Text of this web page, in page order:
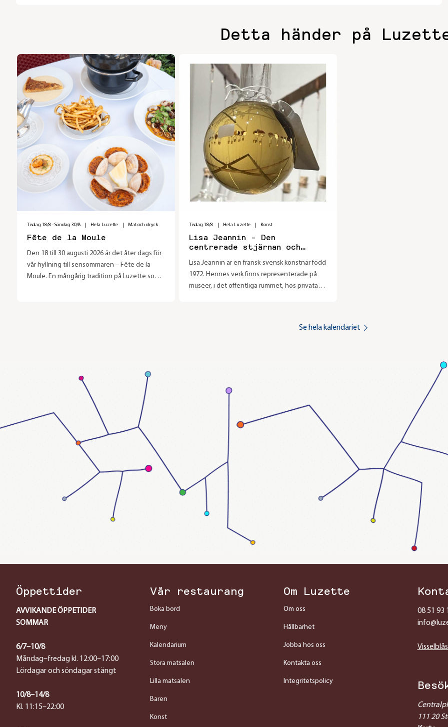
Detta händer på
Tisdag 18/8-Söndag 30/8 Hela Luzette Mat och dryck
Fête de la Moule
Den 18 till 30 augusti 2026 är det åter dags för
vår hyllning till sensommaren – Fête de la
Moule. En mångårig tradition på Luzette som
Tisdag 18/8 Hela Luzette Konst
Lisa Jeannin - Den
centrerade stjärnan och
Lisa Jeannin är en fransk-svensk konstnär född
1972. Hennes verk finns representerade på
museer, i det offentliga rummet, hos privata
Se hela kalendariet
Öppettider
AVVIKANDE ÖPPETIDER
SOMMAR
6/7–10/8
Måndag–fredag kl. 12:00–17:00
Lördagar och söndagar stängt
10/8–14/8
Kl. 11:15–22:00
Vår restaurang
Boka bord
Meny
Kalendarium
Stora matsalen
Lilla matsalen
Baren
Konst
Om Luzette
Om oss
Hållbarhet
Jobba hos oss
Kontakta oss
Integritetspolicy
08 51 93
111 20